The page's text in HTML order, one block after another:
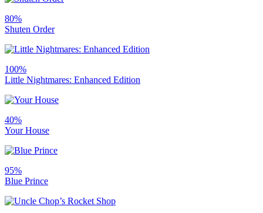
80%
Shuten Order
100%
Little Nightmares: Enhanced Edition
40%
Your House
95%
Blue Prince